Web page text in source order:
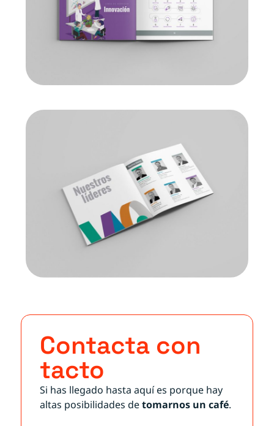
Contacta con
tacto
Si has llegado hasta aquí es porque hay
altas posibilidades detomarnos un café.